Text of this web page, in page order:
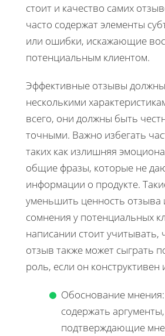
стоит и качество самих
часто содержат элементы
или ошибки, искажающие
потенциальным клиентом.
Эффективные отзывы
несколькими
всего, они должны быть
точными. Важно избегать
таких как излишняя
общие фразы, которые не
информации о продукте.
уменьшить ценность отзыва
сомнения у потенциальных
написании стоит учитывать,
отзыв также может сыграть
роль, если он конструктивен
Обоснование
содержать аргументы,
подтверждающие